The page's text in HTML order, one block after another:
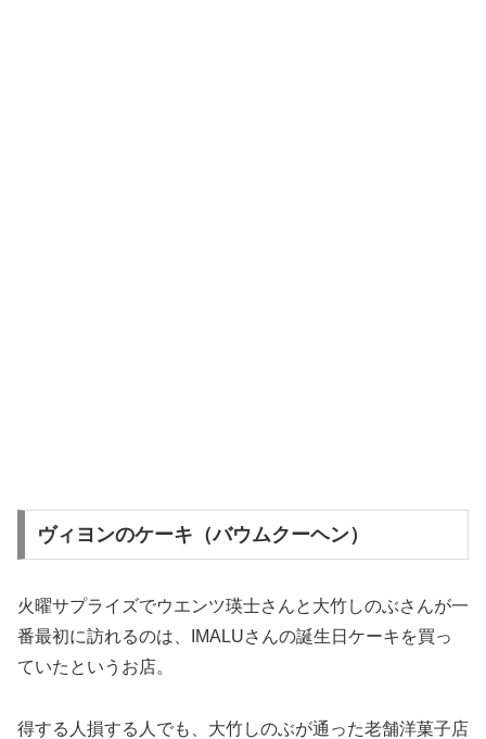
ヴィヨンのケーキ（バウムクーヘン）
火曜サプライズでウエンツ瑛士さんと大竹しのぶさんが一
番最初に訪れるのは、IMALUさんの誕生日ケーキを買っ
ていたというお店。
得する人損する人でも、大竹しのぶが通った老舗洋菓子店